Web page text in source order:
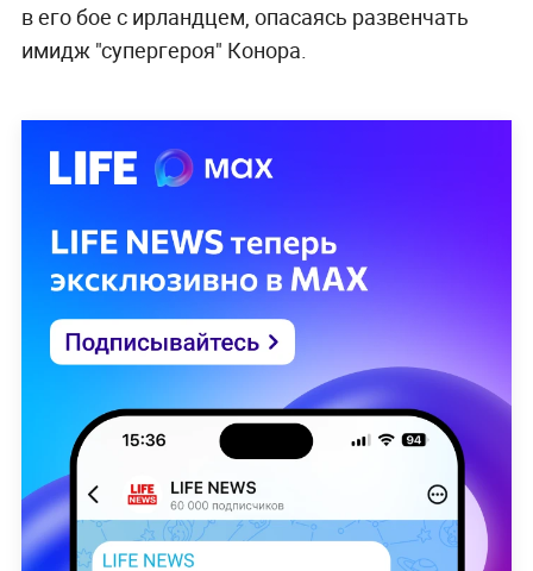
в его бое с ирландцем, опасаясь развенчать
имидж "супергероя" Конора.